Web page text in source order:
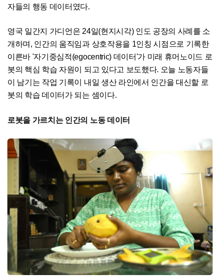
자들의 행동 데이터였다.
영국 일간지 가디언은 24일(현지시각) 인도 공장의 사례를 소
개하며, 인간의 움직임과 상호작용을 1인칭 시점으로 기록한
이른바 '자기중심적(egocentric) 데이터'가 미래 휴머노이드 로
봇의 핵심 학습 자원이 되고 있다고 보도했다. 오늘 노동자들
이 남기는 작업 기록이 내일 생산 라인에서 인간을 대신할 로
봇의 학습 데이터가 되는 셈이다.
로봇을 가르치는 인간의 노동 데이터